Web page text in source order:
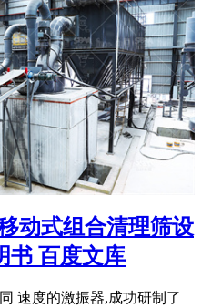
动式组合清理筛设
书 百度文库
速度的激振器,成功研制了